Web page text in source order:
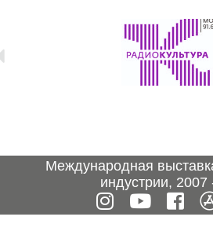
Международная
индустрии, 2007